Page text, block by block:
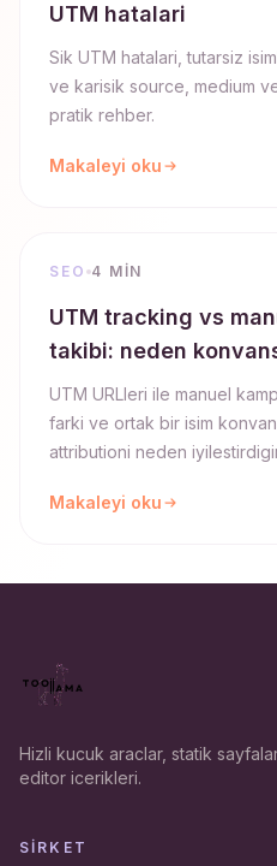
UTM hatalari
Sik UTM hatalari, tutarsiz
ve karisik source, medium
pratik rehber.
Makaleyi oku
SEO 4 MIN
UTM tracking vs
takibi: neden
UTM URLleri ile manuel
farki ve ortak bir isim
attributioni neden
Makaleyi oku
Hizli kucuk araclar, statik
editor icerikleri.
SIRKET